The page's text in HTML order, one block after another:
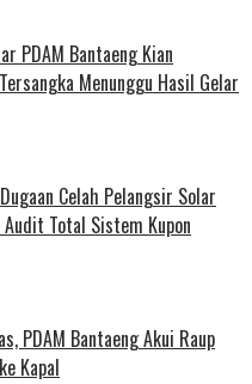
PDAM Bantaeng Kian
Menunggu Hasil Gelar
Celah Pelangsir Solar
Total Sistem Kupon
PDAM Bantaeng Akui Raup
Kapal